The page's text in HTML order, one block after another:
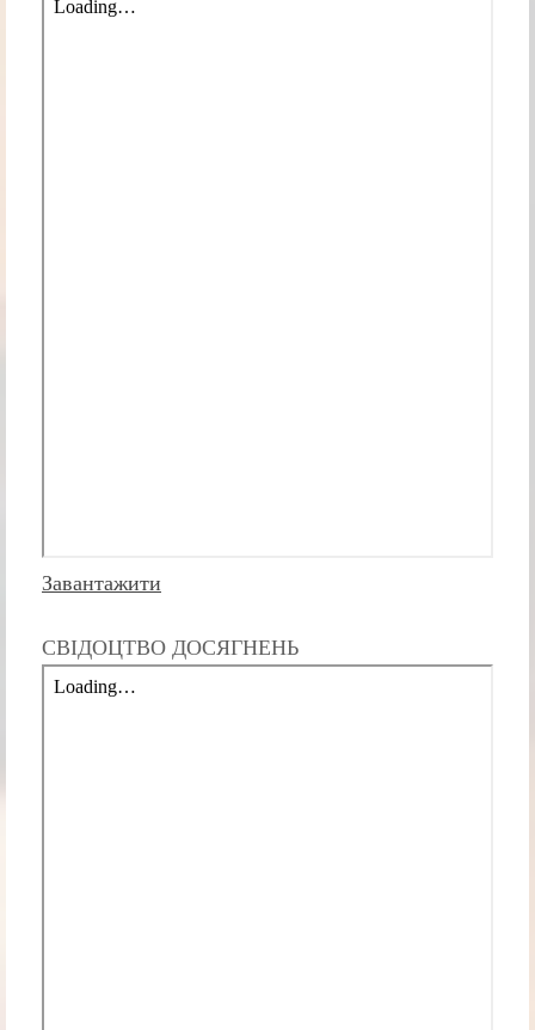
Завантажити
СВІДОЦТВО ДОСЯГНЕНЬ